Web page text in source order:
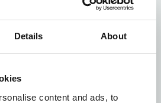
Details About
content and ads, to